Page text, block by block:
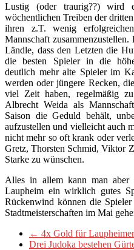
Lustig (oder traurig??) wird
wöchentlichen Treiben der
ihren z.T. wenig
Mannschaft
Ländle, dass den Letzten die
die besten Spieler in die
deutlich mehr alte Spieler im
werden oder jüngere Recken,
viel Zeit haben, regelmäßig
Albrecht Weida als
Saison die Geduld behält,
aufzustellen und vielleicht auch
nicht mehr so oft krank oder
Gretz, Thorsten Schmid, Viktor
Starke zu wünschen.
Alles in allem kann man aber
Laupheim ein wirklich gutes
Rückenwind können die
Stadtmeisterschaften im Mai
← 4x Gold für
Drei Judoka bestehen